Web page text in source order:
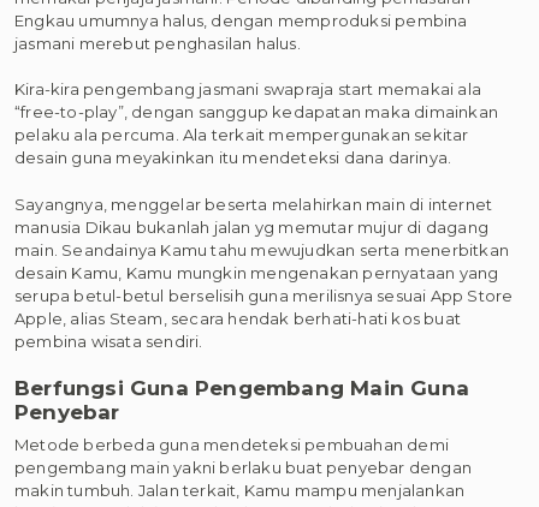
Engkau umumnya halus, dengan memproduksi pembina
jasmani merebut penghasilan halus.
Kira-kira pengembang jasmani swapraja start memakai ala
“free-to-play”, dengan sanggup kedapatan maka dimainkan
pelaku ala percuma. Ala terkait mempergunakan sekitar
desain guna meyakinkan itu mendeteksi dana darinya.
Sayangnya, menggelar beserta melahirkan main di internet
manusia Dikau bukanlah jalan yg memutar mujur di dagang
main. Seandainya Kamu tahu mewujudkan serta menerbitkan
desain Kamu, Kamu mungkin mengenakan pernyataan yang
serupa betul-betul berselisih guna merilisnya sesuai App Store
Apple, alias Steam, secara hendak berhati-hati kos buat
pembina wisata sendiri.
Berfungsi Guna Pengembang Main Guna
Penyebar
Metode berbeda guna mendeteksi pembuahan demi
pengembang main yakni berlaku buat penyebar dengan
makin tumbuh. Jalan terkait, Kamu mampu menjalankan